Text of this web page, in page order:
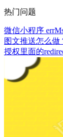
热门问题
微信小程序
图文推送怎么做
授权里面的